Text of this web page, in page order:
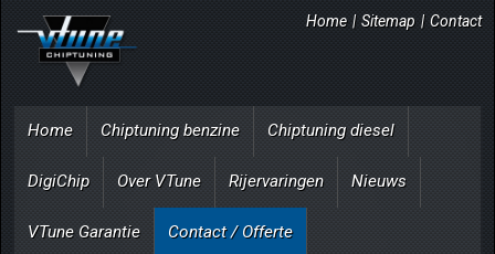
Home | Sitemap | Contact
Home Chiptuning benzine Chiptuning diesel
DigiChip Over VTune Rijervaringen Nieuws
VTune Garantie Contact / Offerte